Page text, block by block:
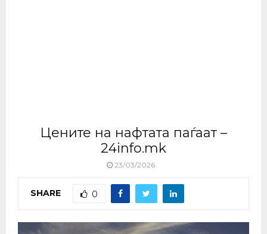
Цените на нафтата паѓаат –
24info.mk
23/03/2026
SHARE 0